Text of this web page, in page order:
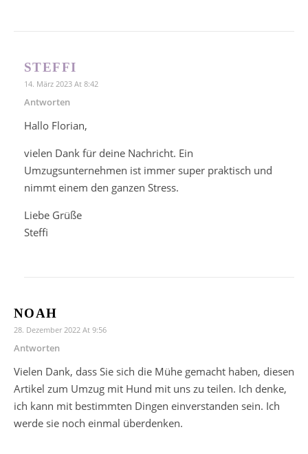
STEFFI
14. März 2023 At 8:42
Antworten
Hallo Florian,
vielen Dank für deine Nachricht. Ein
Umzugsunternehmen ist immer super praktisch und
nimmt einem den ganzen Stress.
Liebe Grüße
Steffi
NOAH
28. Dezember 2022 At 9:56
Antworten
Vielen Dank, dass Sie sich die Mühe gemacht haben, diesen
Artikel zum Umzug mit Hund mit uns zu teilen. Ich denke,
ich kann mit bestimmten Dingen einverstanden sein. Ich
werde sie noch einmal überdenken.